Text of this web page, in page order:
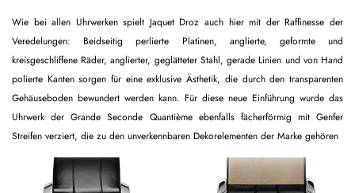
Wie bei allen Uhrwerken spielt Jaquet Droz auch hier mit der Raffinesse der
Veredelungen: Beidseitig perlierte Platinen, anglierte, geformte und
kreisgeschliffene Räder, anglierter, geglätteter Stahl, gerade Linien und von Hand
polierte Kanten sorgen für eine exklusive Ästhetik, die durch den transparenten
Gehäuseboden bewundert werden kann. Für diese neue Einführung wurde das
Uhrwerk der Grande Seconde Quantième ebenfalls fächerförmig mit Genfer
Streifen verziert, die zu den unverkennbaren Dekorelementen der Marke gehören